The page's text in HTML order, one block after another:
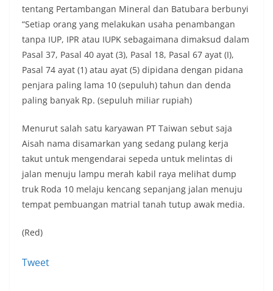
tentang Pertambangan Mineral dan Batubara berbunyi
“Setiap orang yang melakukan usaha penambangan
tanpa IUP, IPR atau IUPK sebagaimana dimaksud dalam
Pasal 37, Pasal 40 ayat (3), Pasal 18, Pasal 67 ayat (I),
Pasal 74 ayat (1) atau ayat (5) dipidana dengan pidana
penjara paling lama 10 (sepuluh) tahun dan denda
paling banyak Rp. (sepuluh miliar rupiah)
Menurut salah satu karyawan PT Taiwan sebut saja
Aisah nama disamarkan yang sedang pulang kerja
takut untuk mengendarai sepeda untuk melintas di
jalan menuju lampu merah kabil raya melihat dump
truk Roda 10 melaju kencang sepanjang jalan menuju
tempat pembuangan matrial tanah tutup awak media.
(Red)
Tweet